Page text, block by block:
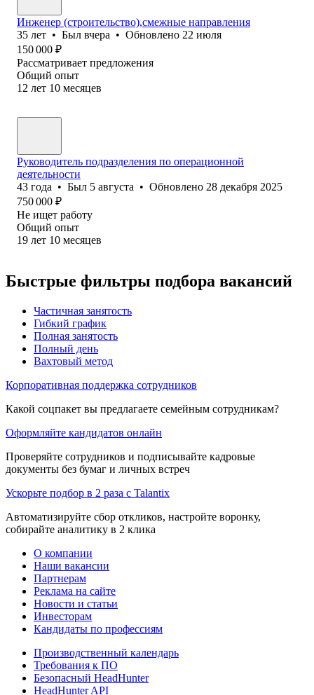
Инженер (cтроительство),смежные направления
35 лет • Был вчера • Обновлено 22 июля
150 000 ₽
Рассматривает предложения
Общий опыт
12 лет 10 месяцев
Руководитель подразделения по операционной
деятельности
43 года • Был 5 августа • Обновлено 28 декабря 2025
750 000 ₽
Не ищет работу
Общий опыт
19 лет 10 месяцев
Быстрые фильтры подбора вакансий
Частичная занятость
Гибкий график
Полная занятость
Полный день
Вахтовый метод
Корпоративная поддержка сотрудников
Какой соцпакет вы предлагаете семейным сотрудникам?
Оформляйте кандидатов онлайн
Проверяйте сотрудников и подписывайте кадровые
документы без бумаг и личных встреч
Ускорьте подбор в 2 раза с Talantix
Автоматизируйте сбор откликов, настройте воронку,
собирайте аналитику в 2 клика
О компании
Наши вакансии
Партнерам
Реклама на сайте
Новости и статьи
Инвесторам
Кандидаты по профессиям
Производственный календарь
Требования к ПО
Безопасный HeadHunter
HeadHunter API